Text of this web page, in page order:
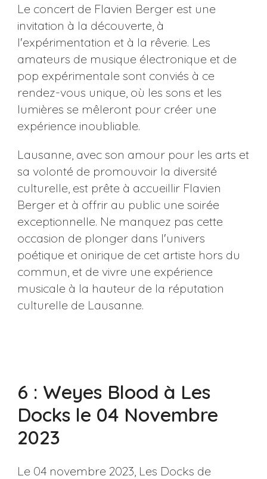
Le concert de Flavien Berger est une
invitation à la découverte, à
l'expérimentation et à la rêverie. Les
amateurs de musique électronique et de
pop expérimentale sont conviés à ce
rendez-vous unique, où les sons et les
lumières se mêleront pour créer une
expérience inoubliable.
Lausanne, avec son amour pour les arts et
sa volonté de promouvoir la diversité
culturelle, est prête à accueillir Flavien
Berger et à offrir au public une soirée
exceptionnelle. Ne manquez pas cette
occasion de plonger dans l'univers
poétique et onirique de cet artiste hors du
commun, et de vivre une expérience
musicale à la hauteur de la réputation
culturelle de Lausanne.
6 : Weyes Blood à Les
Docks le 04 Novembre
2023
Le 04 novembre 2023, Les Docks de